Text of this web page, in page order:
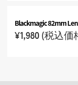
Blackmagic 82mm
¥1,980 (税込価